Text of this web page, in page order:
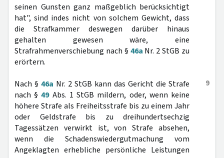
seinen Gunsten ganz maßgeblich berücksichtigt
hat", sind indes nicht von solchem Gewicht, dass
die Strafkammer deswegen darüber hinaus
gehalten gewesen wäre, eine
Strafrahmenverschiebung nach § 46a Nr. 2 StGB zu
erörtern.
9
Nach § 46a Nr. 2 StGB kann das Gericht die Strafe
nach §49Abs. 1 StGB mildern, oder, wenn keine
höhere Strafe als Freiheitsstrafe bis zu einem Jahr
oder Geldstrafe bis zu dreihundertsechzig
Tagessätzen verwirkt ist, von Strafe absehen,
wenn die Schadenswiedergutmachung vom
Angeklagten erhebliche persönliche Leistungen